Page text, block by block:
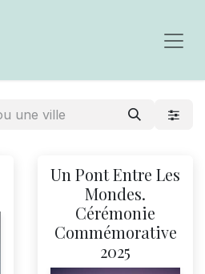
Un Pont Entre Les
Mondes.
Cérémonie
Commémorative
2025